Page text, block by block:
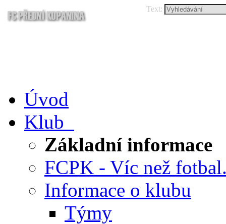
Text:
Úvod
Klub
Základní informace
FCPK - Víc než
Informace o klubu
Týmy